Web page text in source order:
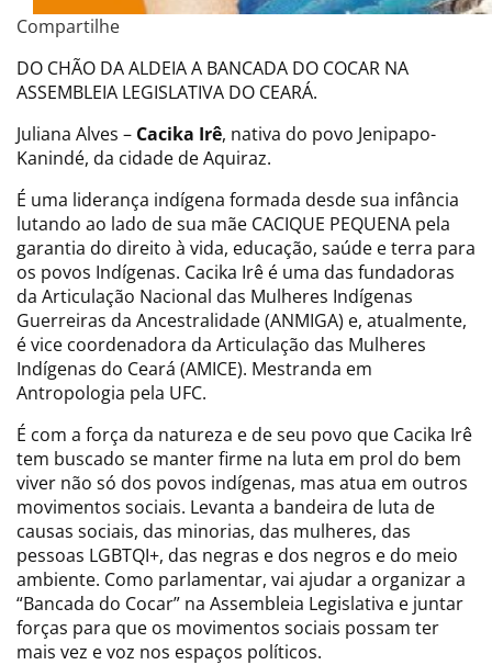
Compartilhe
DO CHÃO DA ALDEIA A BANCADA DO COCAR NA
ASSEMBLEIA LEGISLATIVA DO CEARÁ.
Juliana Alves – Cacika Irê, nativa do povo Jenipapo-
Kanindé, da cidade de Aquiraz.
É uma liderança indígena formada desde sua infância
lutando ao lado de sua mãe CACIQUE PEQUENA pela
garantia do direito à vida, educação, saúde e terra para
os povos Indígenas. Cacika Irê é uma das fundadoras
da Articulação Nacional das Mulheres Indígenas
Guerreiras da Ancestralidade (ANMIGA) e, atualmente,
é vice coordenadora da Articulação das Mulheres
Indígenas do Ceará (AMICE). Mestranda em
Antropologia pela UFC.
É com a força da natureza e de seu povo que Cacika Irê
tem buscado se manter firme na luta em prol do bem
viver não só dos povos indígenas, mas atua em outros
movimentos sociais. Levanta a bandeira de luta de
causas sociais, das minorias, das mulheres, das
pessoas LGBTQI+, das negras e dos negros e do meio
ambiente. Como parlamentar, vai ajudar a organizar a
“Bancada do Cocar” na Assembleia Legislativa e juntar
forças para que os movimentos sociais possam ter
mais vez e voz nos espaços políticos.